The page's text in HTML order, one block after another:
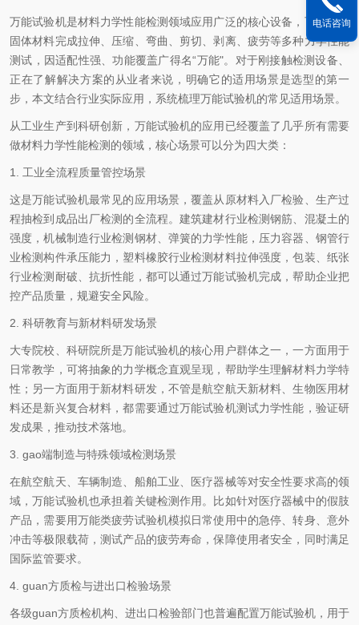
万能试验机是材料力学性能检测领域应用广泛的核心设备，可对各类
固体材料完成拉伸、压缩、弯曲、剪切、剥离、疲劳等多种力学性能
测试，因适配性强、功能覆盖广得名“万能"。对于刚接触检测设备、
正在了解解决方案的从业者来说，明确它的适用场景是选型的第一
步，本文结合行业实际应用，系统梳理万能试验机的常见适用场景。
从工业生产到科研创新，万能试验机的应用已经覆盖了几乎所有需要
做材料力学性能检测的领域，核心场景可以分为四大类：
1. 工业全流程质量管控场景
这是万能试验机最常见的应用场景，覆盖从原材料入厂检验、生产过
程抽检到成品出厂检测的全流程。建筑建材行业检测钢筋、混凝土的
强度，机械制造行业检测钢材、弹簧的力学性能，压力容器、钢管行
业检测构件承压能力，塑料橡胶行业检测材料拉伸强度，包装、纸张
行业检测耐破、抗折性能，都可以通过万能试验机完成，帮助企业把
控产品质量，规避安全风险。
2. 科研教育与新材料研发场景
大专院校、科研院所是万能试验机的核心用户群体之一，一方面用于
日常教学，可将抽象的力学概念直观呈现，帮助学生理解材料力学特
性；另一方面用于新材料研发，不管是航空航天新材料、生物医用材
料还是新兴复合材料，都需要通过万能试验机测试力学性能，验证研
发成果，推动技术落地。
3. gao端制造与特殊领域检测场景
在航空航天、车辆制造、船舶工业、医疗器械等对安全性要求高的领
域，万能试验机也承担着关键检测作用。比如针对医疗器械中的假肢
产品，需要用万能类疲劳试验机模拟日常使用中的急停、转身、意外
冲击等极限载荷，测试产品的疲劳寿命，保障使用者安全，同时满足
国际监管要求。
4. guan方质检与进出口检验场景
各级guan方质检机构、进出口检验部门也普遍配置万能试验机，用于
电话咨询